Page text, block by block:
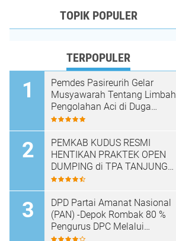
TOPIK POPULER
TERPOPULER
Pemdes Pasireurih Gelar
Musyawarah Tentang Limbah
Pengolahan Aci di Duga
Cemari Sungai Cisata
Sementara
PEMKAB KUDUS RESMI
HENTIKAN PRAKTEK OPEN
DUMPING di TPA TANJUNG
REJO, KEC.JEKULO
SISTEM PENGELOLAAN
SAMPAH BARU
DPD Partai Amanat Nasional
(PAN) -Depok Rombak 80 %
Pengurus DPC Melalui
Muscab "